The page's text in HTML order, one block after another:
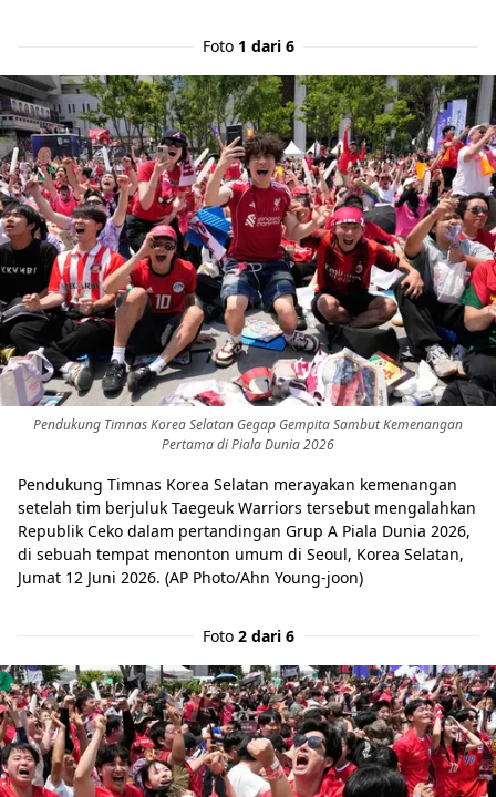
Foto 1 dari 6
Pendukung Timnas Korea Selatan Gegap Gempita Sambut Kemenangan
Pertama di Piala Dunia 2026
Pendukung Timnas Korea Selatan merayakan kemenangan
setelah tim berjuluk Taegeuk Warriors tersebut mengalahkan
Republik Ceko dalam pertandingan Grup A Piala Dunia 2026,
di sebuah tempat menonton umum di Seoul, Korea Selatan,
Jumat 12 Juni 2026. (AP Photo/Ahn Young-joon)
Foto 2 dari 6